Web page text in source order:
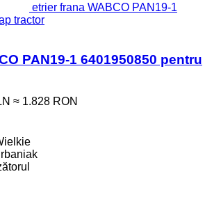
etrier frana WABCO PAN19-1
tractor
PAN19-1 6401950850 pentru
≈ 1.828 RON